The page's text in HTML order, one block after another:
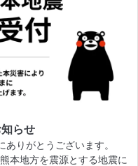
らせ
りがとうございます。
本地方を震源とする地震に